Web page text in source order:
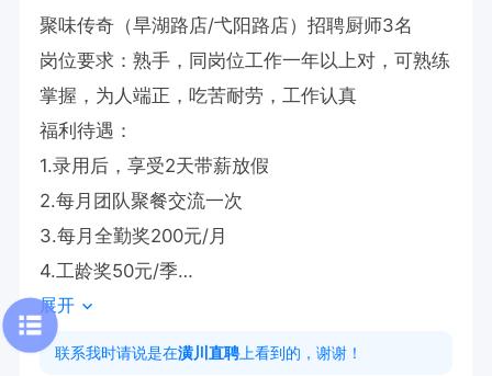
聚味传奇（旱湖路店/弋阳路店）招聘厨师3名
岗位要求：熟手，同岗位工作一年以上对，可熟练
掌握，为人端正，吃苦耐劳，工作认真
福利待遇：
1.录用后，享受2天带薪放假
2.每月团队聚餐交流一次
3.每月全勤奖200元/月
4.工龄奖50元/季
5.绩效分红奖
6.工龄工资:满半年加200
展开
联系我时请说是在潢川直聘 上看到的，谢谢！